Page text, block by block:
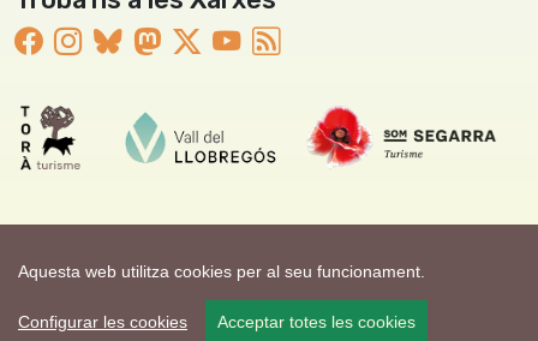
Aquesta web utilitza cookies per al seu funcionament.
Configurar les cookies Acceptar totes les cookies